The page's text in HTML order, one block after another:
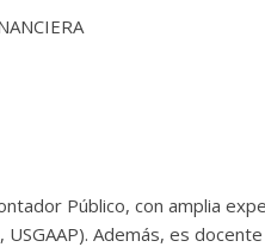
Público, con amplia
Además, es